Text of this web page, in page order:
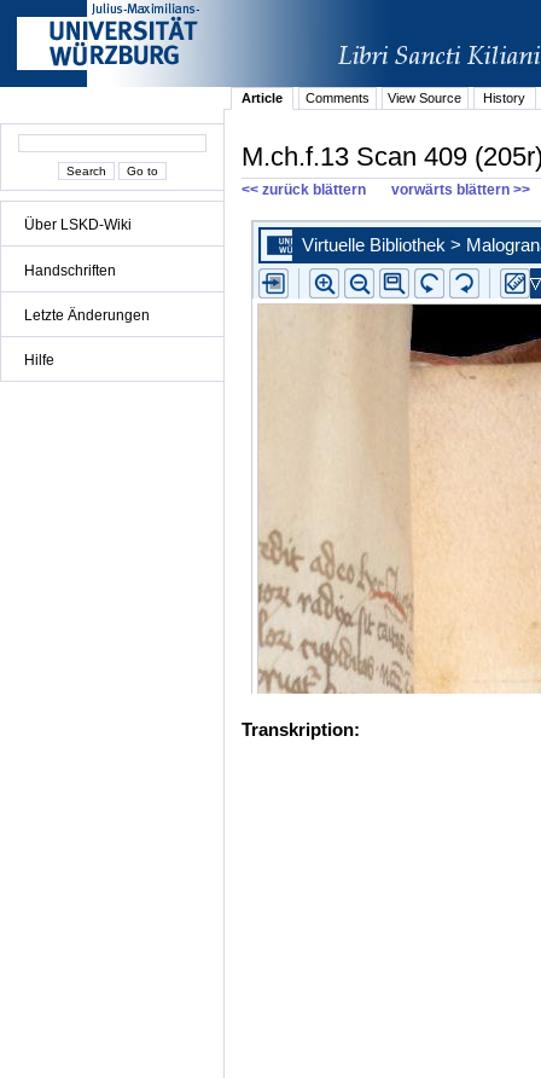
Über LSKD-Wiki
Handschriften
Letzte Änderungen
Hilfe
Article Comments View Source History
M.ch.f.13 Scan 409
<< zurück blättern vorwärts blättern >>
Transkription: